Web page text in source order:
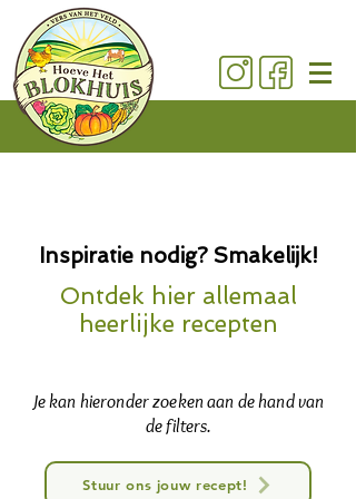
Inspiratie nodig? Smakelijk!
Ontdek hier allemaal
heerlijke recepten
Je kan hieronder zoeken aan de hand van
de filters.
Stuur ons jouw recept!